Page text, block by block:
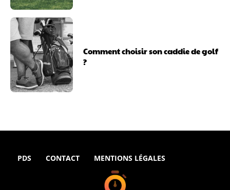
Comment choisir son caddie de golf
?
PDS CONTACT MENTIONS LÉGALES